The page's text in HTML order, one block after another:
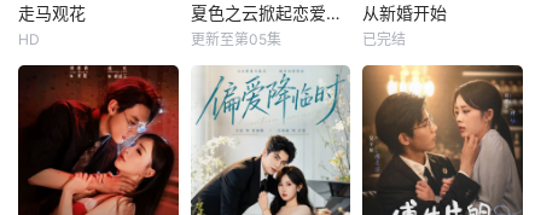
走马观花
HD
夏色之云掀起恋爱与风暴
更新至第05集
从新婚开始
已完结